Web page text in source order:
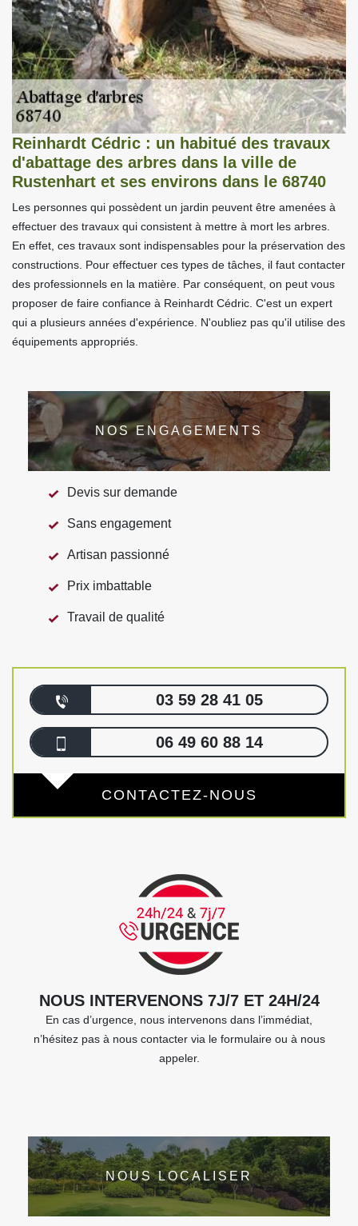
Reinhardt Cédric : un habitué des travaux
d'abattage des arbres dans la ville de
Rustenhart et ses environs dans le 68740
Les personnes qui possèdent un jardin peuvent être amenées à
effectuer des travaux qui consistent à mettre à mort les arbres.
En effet, ces travaux sont indispensables pour la préservation des
constructions. Pour effectuer ces types de tâches, il faut contacter
des professionnels en la matière. Par conséquent, on peut vous
proposer de faire confiance à Reinhardt Cédric. C'est un expert
qui a plusieurs années d'expérience. N'oubliez pas qu'il utilise des
équipements appropriés.
NOS ENGAGEMENTS
Devis sur demande
Sans engagement
Artisan passionné
Prix imbattable
Travail de qualité
03 59 28 41 05
06 49 60 88 14
CONTACTEZ-NOUS
NOUS INTERVENONS 7J/7 ET 24H/24
En cas d’urgence, nous intervenons dans l’immédiat,
n’hésitez pas à nous contacter via le formulaire ou à nous
appeler.
NOUS LOCALISER